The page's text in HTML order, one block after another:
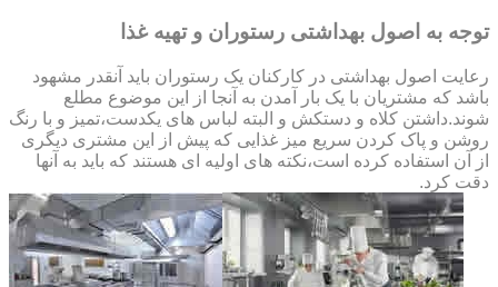
توجه به اصول بهداشتی رستوران و تهیه غذا
رعایت اصول بهداشتی در کارکنان یک رستوران باید آنقدر مشهود
باشد که مشتریان با یک بار آمدن به آنجا از این موضوع مطلع
شوند.داشتن کلاه و دستکش و البته لباس های یکدست،تمیز و با رنگ
روشن و پاک کردن سریع میز غذایی که پیش از این مشتری دیگری
از آن استفاده کرده است،نکته های اولیه ای هستند که باید به آنها
دقت کرد.